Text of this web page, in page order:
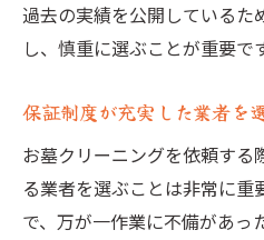
過去の実績を公開しているた
し、慎重に選ぶことが重要で
保証制度が充実した業者を
お墓クリーニングを依頼する
る業者を選ぶことは非常に重
で、万が一作業に不備があっ